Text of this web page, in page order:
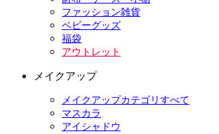
ファッション雑貨
ベビーグッズ
福袋
アウトレット
メイクアップ
メイクアップカテゴリすべて
マスカラ
アイシャドウ